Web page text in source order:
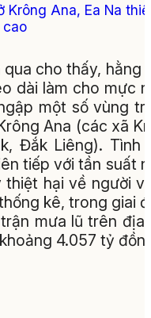
Krông Ana, Ea Na
cao
cho thấy, hằng
dài làm cho mực
một số vùng
Ana (các xã
Đắk Liêng). Tình
tiếp với tần suất
hại về người
kê, trong giai
mưa lũ trên địa
4.057 tỷ